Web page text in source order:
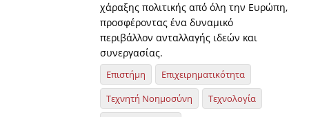
χάραξης πολιτικής από όλη την Ευρώπη,
προσφέροντας ένα δυναμικό
περιβάλλον ανταλλαγής ιδεών και
συνεργασίας.
Επιστήμη
Επιχειρηματικότητα
Τεχνητή Νοημοσύνη
Τεχνολογία